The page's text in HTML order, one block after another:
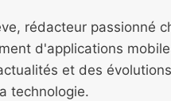
rédacteur passionné
d'applications
et des
technologie.